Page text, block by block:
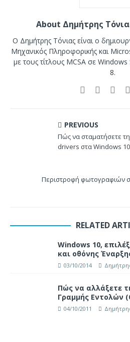
About Δημήτρης
Ο Δημήτρης Τόνιας είναι ο
Μηχανικός Πληροφορικής και
με τους τίτλους MCSA σε
8.
PREVIOUS
Πώς να σταματήσετε
drivers στα Windows 10
Περιστροφή φωτογραφιών
RELATED
Windows 10,
και οθόνης
03/10/2014
Πώς να αλλάξετε
Γραμμής Εντολών
04/10/2011